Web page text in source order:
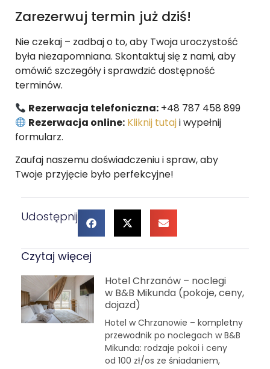
Zarezerwuj termin już dziś!
Nie czekaj – zadbaj o to, aby Twoja uroczystość
była niezapomniana. Skontaktuj się z nami, aby
omówić szczegóły i sprawdzić dostępność
terminów.
Rezerwacja telefoniczna: +48 787 458 899
Rezerwacja online: Kliknij tutaji wypełnij
formularz.
Zaufaj naszemu doświadczeniu i spraw, aby
Twoje przyjęcie było perfekcyjne!
Udostępnij
Czytaj więcej
Hotel Chrzanów – noclegi
w B&B Mikunda (pokoje, ceny,
dojazd)
Hotel w Chrzanowie – kompletny
przewodnik po noclegach w B&B
Mikunda: rodzaje pokoi i ceny
od 100 zł/os ze śniadaniem,